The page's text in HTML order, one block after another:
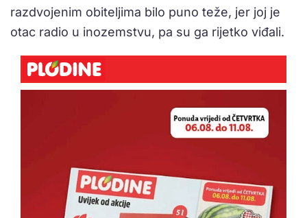
razdvojenim obiteljima bilo puno teže, jer joj je
otac radio u inozemstvu, pa su ga rijetko viđali.